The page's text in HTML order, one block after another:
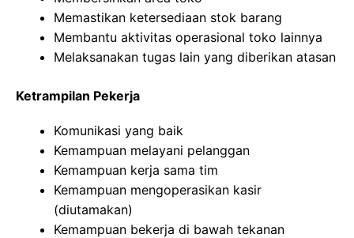
Memastikan ketersediaan stok barang
Membantu aktivitas operasional toko lainnya
Melaksanakan tugas lain yang diberikan atasan
Ketrampilan Pekerja
Komunikasi yang baik
Kemampuan melayani pelanggan
Kemampuan kerja sama tim
Kemampuan mengoperasikan kasir
(diutamakan)
Kemampuan bekerja di bawah tekanan